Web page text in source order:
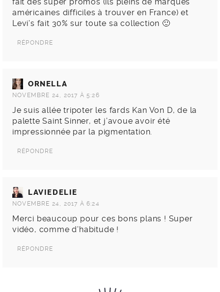
fait des super promos (ils pleins de marques
américaines difficiles à trouver en France) et
Levi’s fait 30% sur toute sa collection 🙂
RÉPONDRE
ORNELLA
NOVEMBRE 24, 2017 À 5:26
Je suis allée tripoter les fards Kan Von D, de la
palette Saint Sinner, et j’avoue avoir été
impressionnée par la pigmentation.
RÉPONDRE
LAVIEDELIE
NOVEMBRE 24, 2017 À 6:24
Merci beaucoup pour ces bons plans ! Super
vidéo, comme d’habitude !
RÉPONDRE